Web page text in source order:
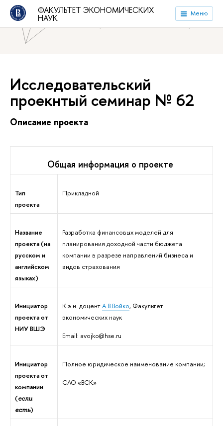
ФАКУЛЬТЕТ ЭКОНОМИЧЕСКИХ
НАУК Меню
Национальный исследовательский университет «Высшая
школа экономики»
Факультет экономических наук
Исследовательский
проекнтый семинар № 62
Описание проекта
Общая информация о проекте
Тип
проекта
Прикладной
Название
проекта (на
русском и
английском
языках)
Разработка финансовых моделей для
планирования доходной части бюджета
компании в разрезе направлений бизнеса и
видов страхования
Инициатор
проекта от
НИУ ВШЭ
К.э.н. доцентА.В.Войко, Факультет
экономических наук
Email: avojko@hse.ru
Инициатор
проекта от
компании
(если
есть)
Полное юридическое наименование компании;
САО «ВСК»